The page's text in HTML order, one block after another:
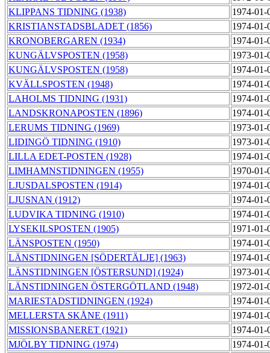
KLIPPANS TIDNING (1938)
1974-
KRISTIANSTADSBLADET (1856)
1974-
KRONOBERGAREN (1934)
1974-
KUNGÄLVSPOSTEN (1958)
1973-
KUNGÄLVSPOSTEN (1958)
1974-
KVÄLLSPOSTEN (1948)
1974-
LAHOLMS TIDNING (1931)
1974-
LANDSKRONAPOSTEN (1896)
1974-
LERUMS TIDNING (1969)
1973-
LIDINGÖ TIDNING (1910)
1973-
LILLA EDET-POSTEN (1928)
1974-
LIMHAMNSTIDNINGEN (1955)
1970-
LJUSDALSPOSTEN (1914)
1974-
LJUSNAN (1912)
1974-
LUDVIKA TIDNING (1910)
1974-
LYSEKILSPOSTEN (1905)
1971-
LÄNSPOSTEN (1950)
1974-
LÄNSTIDNINGEN [SÖDERTÄLJE] (1963)
1974-
LÄNSTIDNINGEN [ÖSTERSUND] (1924)
1973-
LÄNSTIDNINGEN ÖSTERGÖTLAND (1948)
1972-
MARIESTADSTIDNINGEN (1924)
1974-
MELLERSTA SKÅNE (1911)
1974-
MISSIONSBANERET (1921)
1974-
MJÖLBY TIDNING (1974)
1974-